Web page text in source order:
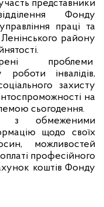
представники
Фонду
праці та
району
проблеми
інвалідів,
захисту
на
сьогодення.
з обмеженими
щодо своїх
можливостей
професійного
коштів Фонду